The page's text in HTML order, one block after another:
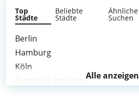
Top
Städte
Beliebte
Städte
Ähnliche
Suchen
Berlin
Hamburg
Köln
Alle anzeigen